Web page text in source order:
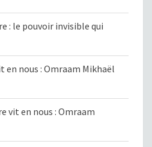
: le pouvoir invisible qui
en nous : Omraam Mikhaël
vit en nous : Omraam